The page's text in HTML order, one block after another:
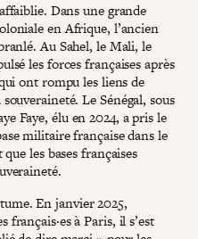
Dans une grande
en Afrique, l’ancien
Au Sahel, le Mali, le
les forces françaises après
ont rompu les liens de
Le Sénégal, sous
Faye, élu en 2024, a pris le
militaire française dans le
les bases françaises
En janvier 2025,
français·es à Paris, il s’est